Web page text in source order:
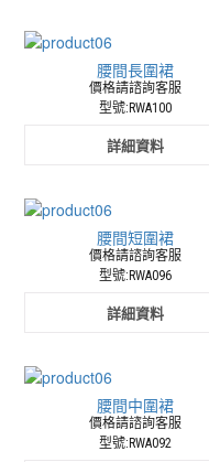
腰間長圍裙
價格請諮詢客服
型號:RWA100
詳細資料
腰間短圍裙
價格請諮詢客服
型號:RWA096
詳細資料
腰間中圍裙
價格請諮詢客服
型號:RWA092